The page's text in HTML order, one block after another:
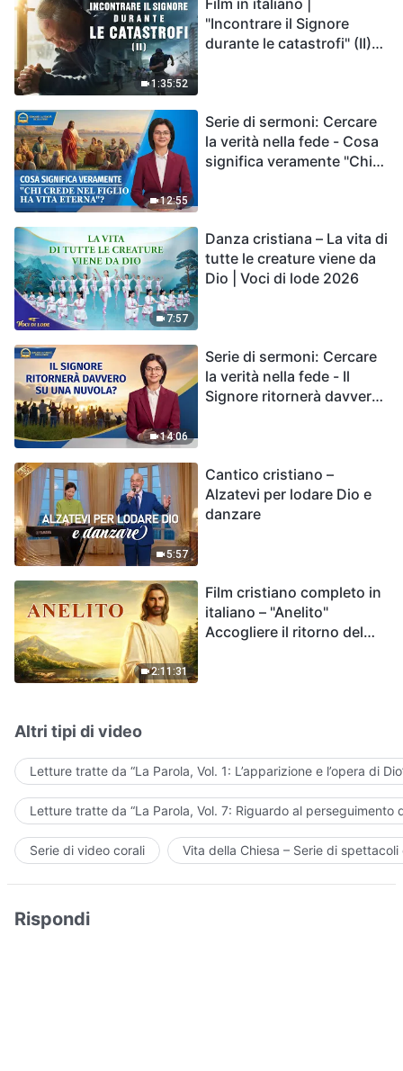
1:35:52
"Incontrare il Signore
durante le catastrofi" (II)
Regno di Dio?
12:55
Serie di sermoni: Cercare
la verità nella fede - Cosa
significa veramente "Chi
7:57
Danza cristiana – La vita di
tutte le creature viene da
Dio | Voci di lode 2026
14:06
Serie di sermoni: Cercare
la verità nella fede - Il
Signore ritornerà davvero
5:57
Cantico cristiano –
Alzatevi per lodare Dio e
danzare
2:11:31
Film cristiano completo in
italiano – "Anelito"
Accogliere il ritorno del
Altri tipi di video
Letture tratte da “La Parola, Vol. 1: L’apparizione e l’opera di
Letture tratte da “La Parola, Vol. 7: Riguardo al perseguimento
Serie di video corali Vita della Chiesa – Serie di
Rispondi